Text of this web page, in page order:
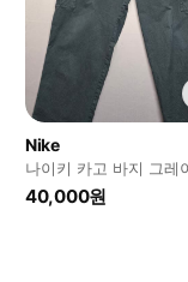
Nike
나이키 카고 바지 그레
40,000원